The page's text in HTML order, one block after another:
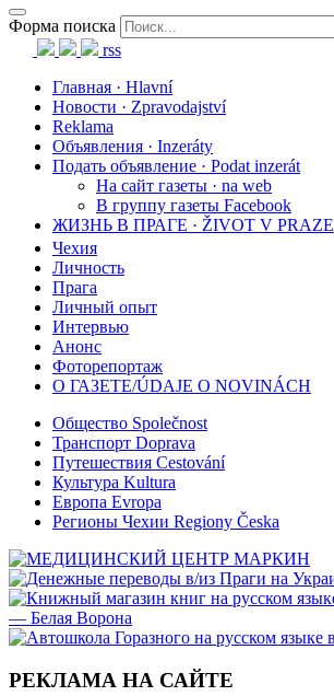
Форма поиска
rss
Главная · Hlavní
Новости · Zpravodajství
Reklama
Объявления · Inzeráty
Подать объявление · Podat inzerát
На сайт газеты · na web
В группу газеты Facebook
ЖИЗНЬ В ПРАГЕ · ŽIVOT V PRAZE
Чехия
Личность
Прага
Личный опыт
Интервью
Анонс
Фоторепортаж
О ГАЗЕТЕ/ÚDAJE O NOVINÁCH
Общество Společnost
Транспорт Doprava
Путешествия Cestování
Культура Kultura
Европа Evropa
Регионы Чехии Regiony Česka
РЕКЛАМА НА САЙТЕ